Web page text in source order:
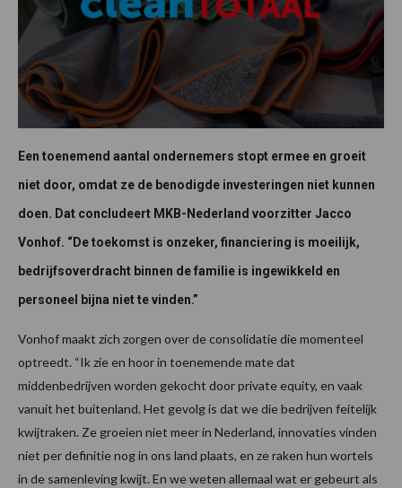
Een toenemend aantal ondernemers stopt ermee en groeit
niet door, omdat ze de benodigde investeringen niet kunnen
doen. Dat concludeert MKB-Nederland voorzitter Jacco
Vonhof. “De toekomst is onzeker, financiering is moeilijk,
bedrijfsoverdracht binnen de familie is ingewikkeld en
personeel bijna niet te vinden.”
Vonhof maakt zich zorgen over de consolidatie die momenteel
optreedt. “Ik zie en hoor in toenemende mate dat
middenbedrijven worden gekocht door private equity, en vaak
vanuit het buitenland. Het gevolg is dat we die bedrijven feitelijk
kwijtraken. Ze groeien niet meer in Nederland, innovaties vinden
niet per definitie nog in ons land plaats, en ze raken hun wortels
in de samenleving kwijt. En we weten allemaal wat er gebeurt als